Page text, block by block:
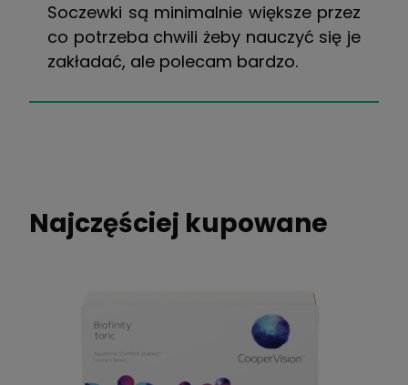
Soczewki są minimalnie większe przez
co potrzeba chwili żeby nauczyć się je
zakładać, ale polecam bardzo.
Najczęściej kupowane